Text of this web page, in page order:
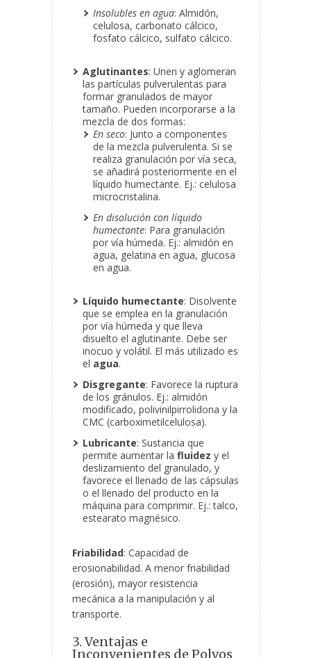
Insolubles en agua: Almidón,
celulosa, carbonato cálcico,
fosfato cálcico, sulfato cálcico.
Aglutinantes: Unen y aglomeran
las partículas pulverulentas para
formar granulados de mayor
tamaño. Pueden incorporarse a la
mezcla de dos formas:
En seco: Junto a componentes
de la mezcla pulverulenta. Si se
realiza granulación por vía seca,
se añadirá posteriormente en el
líquido humectante. Ej.: celulosa
microcristalina.
En disolución con líquido
humectante: Para granulación
por vía húmeda. Ej.: almidón en
agua, gelatina en agua, glucosa
en agua.
Líquido humectante: Disolvente
que se emplea en la granulación
por vía húmeda y que lleva
disuelto el aglutinante. Debe ser
inocuo y volátil. El más utilizado es
el agua.
Disgregante: Favorece la ruptura
de los gránulos. Ej.: almidón
modificado, polivinilpirrolidona y la
CMC (carboximetilcelulosa).
Lubricante: Sustancia que
permite aumentar la fluidez y el
deslizamiento del granulado, y
favorece el llenado de las cápsulas
o el llenado del producto en la
máquina para comprimir. Ej.: talco,
estearato magnésico.
Friabilidad: Capacidad de
erosionabilidad. A menor friabilidad
(erosión), mayor resistencia
mecánica a la manipulación y al
transporte.
3. Ventajas e
Inconvenientes de Polvos